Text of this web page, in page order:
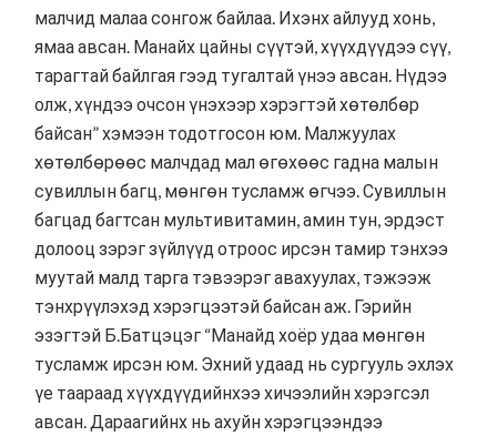
малчид малаа сонгож байлаа. Ихэнх айлууд хонь,
ямаа авсан. Манайх цайны сүүтэй, хүүхдүүдээ сүү,
тарагтай байлгая гээд тугалтай үнээ авсан. Нүдээ
олж, хүндээ очсон үнэхээр хэрэгтэй хөтөлбөр
байсан” хэмээн тодотгосон юм. Малжуулах
хөтөлбөрөөс малчдад мал өгөхөөс гадна малын
сувиллын багц, мөнгөн тусламж өгчээ. Сувиллын
багцад багтсан мультивитамин, амин тун, эрдэст
долооц зэрэг зүйлүүд отроос ирсэн тамир тэнхээ
муутай малд тарга тэвээрэг авахуулах, тэжээж
тэнхрүүлэхэд хэрэгцээтэй байсан аж. Гэрийн
эзэгтэй Б.Батцэцэг “Манайд хоёр удаа мөнгөн
тусламж ирсэн юм. Эхний удаад нь сургууль эхлэх
үе таараад хүүхдүүдийнхээ хичээлийн хэрэгсэл
авсан. Дараагийнх нь ахуйн хэрэгцээндээ